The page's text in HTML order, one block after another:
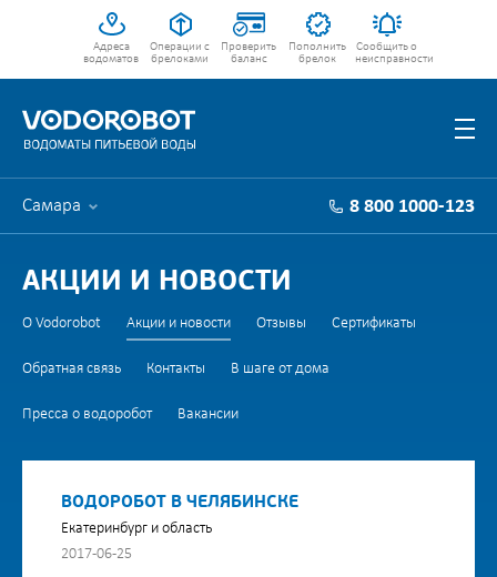
Адреса
водоматов
Операции с
брелоками
Проверить
баланс
Пополнить
брелок
Сообщить о
неисправности
Самара 8 800 1000-123
АКЦИИ И НОВОСТИ
О Vodorobot Акции и новости Отзывы Сертификаты
Обратная связь Контакты В шаге от дома
Пресса о водоробот Вакансии
ВОДОРОБОТ В ЧЕЛЯБИНСКЕ
Екатеринбург и область
2017-06-25